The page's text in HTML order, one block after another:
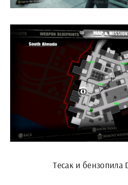
Тесак и бензопила